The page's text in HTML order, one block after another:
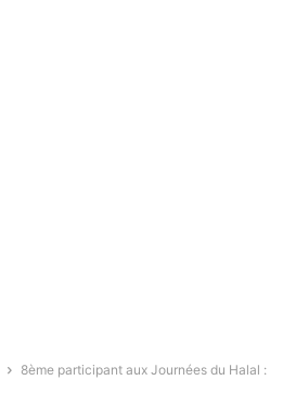
8ème participant aux Journées du Halal :